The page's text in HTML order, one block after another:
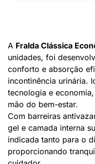
A Fralda Clássica
unidades, foi
conforto e absorção
incontinência urinária.
tecnologia e
mão do bem-estar.
Com barreiras
gel e camada interna
indicada tanto para o
proporcionando